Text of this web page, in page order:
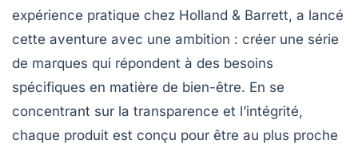
expérience pratique chez Holland & Barrett, a lancé
cette aventure avec une ambition : créer une série
de marques qui répondent à des besoins
spécifiques en matière de bien-être. En se
concentrant sur la transparence et l’intégrité,
chaque produit est conçu pour être au plus proche